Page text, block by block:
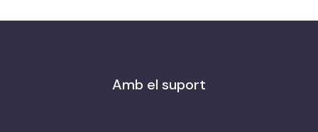
Amb el suport